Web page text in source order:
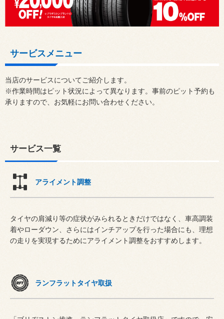
サービスメニュー
当店のサービスについてご紹介します。
※作業時間はピット状況によって異なります。事前のピット予約も
承りますので、お気軽にお問い合わせください。
サービス一覧
アライメント調整
タイヤの肩減り等の症状がみられるときだけではなく、車高調装
着やローダウン、さらにはインチアップを行った場合にも、理想
の走りを実現するためにアライメント調整をおすすめします。
ランフラットタイヤ取扱